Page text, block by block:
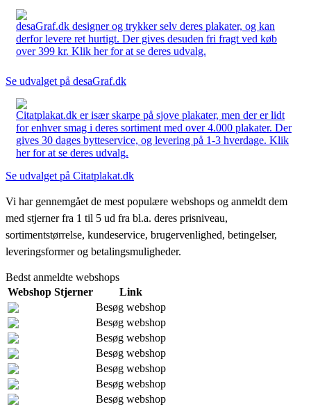
desaGraf.dk designer og trykker selv deres plakater, og kan
derfor levere ret hurtigt. Der gives desuden fri fragt ved køb
over 399 kr. Klik her for at se deres udvalg.
Se udvalget på desaGraf.dk
Citatplakat.dk er især skarpe på sjove plakater, men der er lidt
for enhver smag i deres sortiment med over 4.000 plakater. Der
gives 30 dages bytteservice, og levering på 1-3 hverdage. Klik
her for at se deres udvalg.
Se udvalget på Citatplakat.dk
Vi har gennemgået de mest populære webshops og anmeldt dem
med stjerner fra 1 til 5 ud fra bl.a. deres prisniveau,
sortimentstørrelse, kundeservice, brugervenlighed, betingelser,
leveringsformer og betalingsmuligheder.
Bedst anmeldte webshops
Webshop Stjerner
Link
Besøg webshop
Besøg webshop
Besøg webshop
Besøg webshop
Besøg webshop
Besøg webshop
Besøg webshop